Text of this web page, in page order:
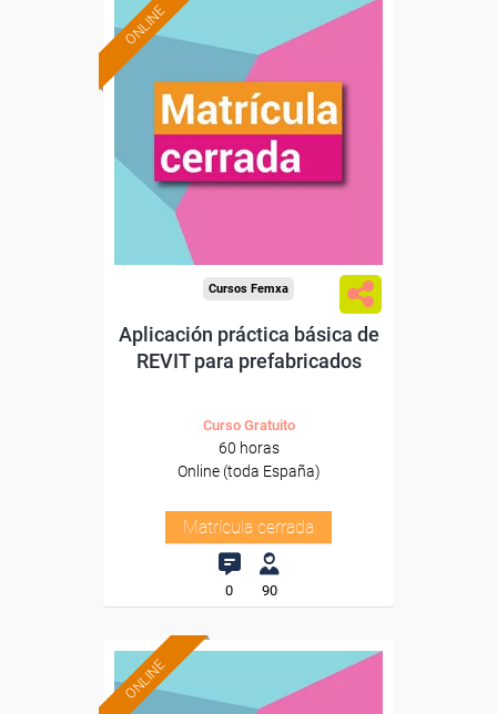
ONLINE
Cursos Femxa
Aplicación práctica básica de
REVIT para prefabricados
Curso Gratuito
60 horas
Online (toda España)
Matrícula cerrada
0 90
ONLINE